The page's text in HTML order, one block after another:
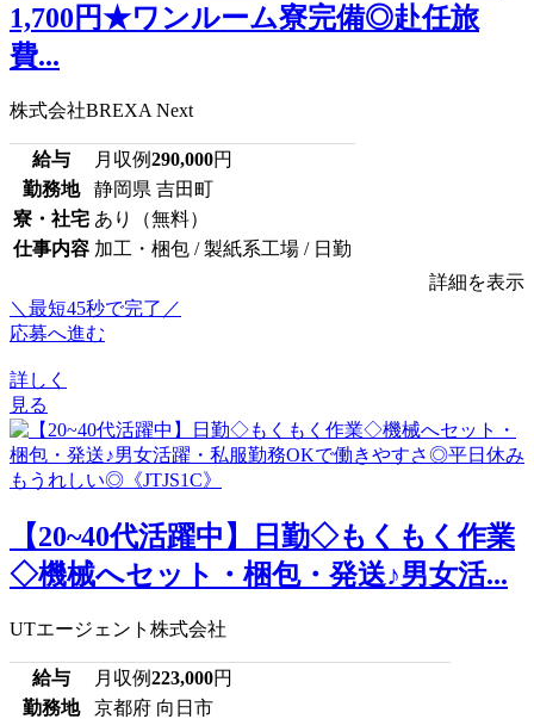
1,700円★ワンルーム寮完備◎赴任旅
費...
株式会社BREXA Next
給与 月収例290,000円
勤務地
静岡県 吉田町
寮・社宅 あり（無料）
仕事内容 加工・梱包 / 製紙系工場 / 日勤
詳細を表示
＼最短45秒で完了／
応募へ進む
詳しく
見る
【20~40代活躍中】日勤◇もくもく作業
◇機械へセット・梱包・発送♪男女活...
UTエージェント株式会社
給与 月収例223,000円
勤務地
京都府 向日市